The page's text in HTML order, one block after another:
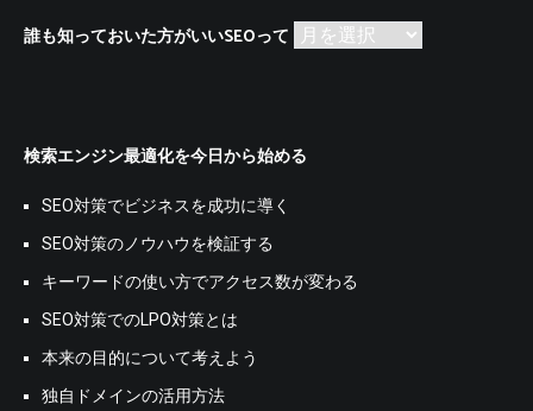
誰も知っておいた方がいいSEOって
誰
も
お
い
検索エンジン最適化を今日から始める
SEO対策でビジネスを成功に導く
SEO対策のノウハウを検証する
キーワードの使い方でアクセス数が変わる
SEO対策でのLPO対策とは
本来の目的について考えよう
独自ドメインの活用方法